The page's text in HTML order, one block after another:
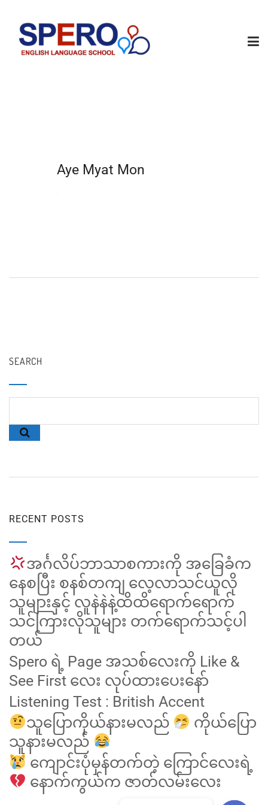
Aye Myat Mon
SEARCH
RECENT POSTS
အင်္ဂလိပ်ဘာသာစကားကို အခြေခံက
နေစပြီး စနစ်တကျ လေ့လာသင်ယူလို
သူများနှင့် လူနဲနဲနဲ့ထိထိရောက်ရောက်
သင်ကြားလိုသူများ တက်ရောက်သင့်ပါ
တယ်
Spero ရဲ့ Page အသစ်လေးကို Like &
See First လေး လုပ်ထားပေးနော်
Listening Test : British Accent
သူပြောကိုယ်နားမလည်
ကိုယ်ပြော
သူနားမလည်
ကျောင်းပုံမှန်တက်တဲ့ ကြောင်လေးရဲ့
နောက်ကွယ်က ဇာတ်လမ်းလေး